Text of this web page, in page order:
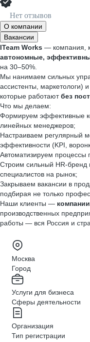
Нет отзывов
О компании
Вакансии
ITeam Works — компания,
автономные,
на 30–50%.
Мы нанимаем сильных
ассистенты, маркетологи)
которые работаютбез
Что мы делаем:
Формируем эффективные
линейных менеджеров;
Настраиваем регулярный
эффективности (KPI,
Автоматизируем процессы
Строим сильный HR-
специалистов на рынок;
Закрываем вакансии в
подбирая не только
Наши клиенты —
производственных
работы — вся Россия и
Москва
Город
Услуги для бизнеса
Сферы деятельности
Организация
Тип регистрации